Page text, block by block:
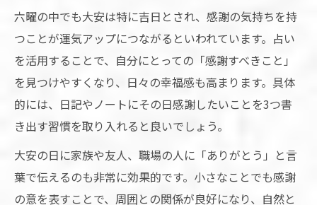
六曜の中でも大安は特に吉日とされ、感謝の気持ちを持
つことが運気アップにつながるといわれています。占い
を活用することで、自分にとっての「感謝すべきこと」
を見つけやすくなり、日々の幸福感も高まります。具体
的には、日記やノートにその日感謝したいことを3つ書
き出す習慣を取り入れると良いでしょう。
大安の日に家族や友人、職場の人に「ありがとう」と言
葉で伝えるのも非常に効果的です。小さなことでも感謝
の意を表すことで、周囲との関係が良好になり、自然と